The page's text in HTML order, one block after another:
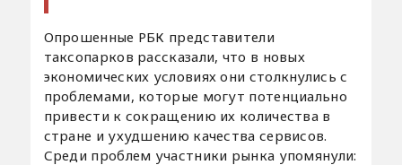
Опрошенные РБК представители
таксопарков рассказали, что в новых
экономических условиях они столкнулись с
проблемами, которые могут потенциально
привести к сокращению их количества в
стране и ухудшению качества сервисов.
Среди проблем участники рынка упомянули: